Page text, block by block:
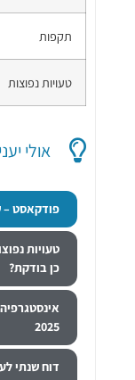
תקפות
טעויות נפוצות
אולי
פודקאסט –
טעויות
כן בודקת?
2025